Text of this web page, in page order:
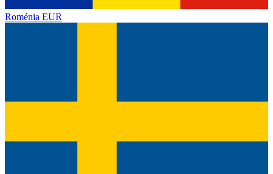
Roménia EUR